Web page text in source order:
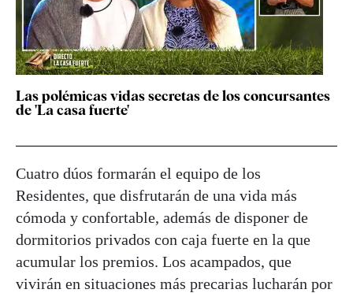
Las polémicas vidas secretas de los concursantes
de 'La casa fuerte'
Cuatro dúos formarán el equipo de los
Residentes, que disfrutarán de una vida más
cómoda y confortable, además de disponer de
dormitorios privados con caja fuerte en la que
acumular los premios. Los acampados, que
vivirán en situaciones más precarias lucharán por